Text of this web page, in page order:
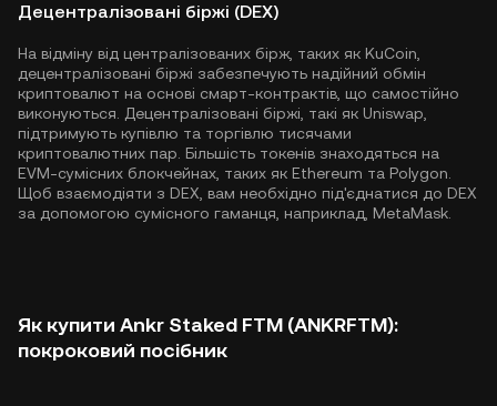
Децентралізовані біржі (DEX)
На відміну від централізованих бірж, таких як KuCoin,
децентралізовані біржі забезпечують надійний обмін
криптовалют на основі смарт-контрактів, що самостійно
виконуються. Децентралізовані біржі, такі як Uniswap,
підтримують купівлю та торгівлю тисячами
криптовалютних пар. Більшість токенів знаходяться на
EVM-сумісних блокчейнах, таких як Ethereum та Polygon
Щоб взаємодіяти з DEX, вам необхідно під'єднатися до DEX
за допомогою сумісного гаманця, наприклад, MetaMask.
Як купити Ankr Staked FTM (ANKRFTM):
покроковий посібник